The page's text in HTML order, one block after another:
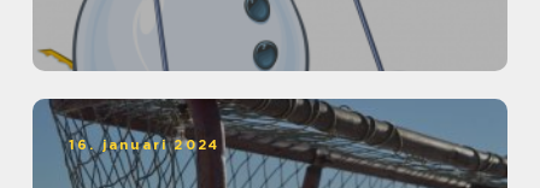
16. januari 2024